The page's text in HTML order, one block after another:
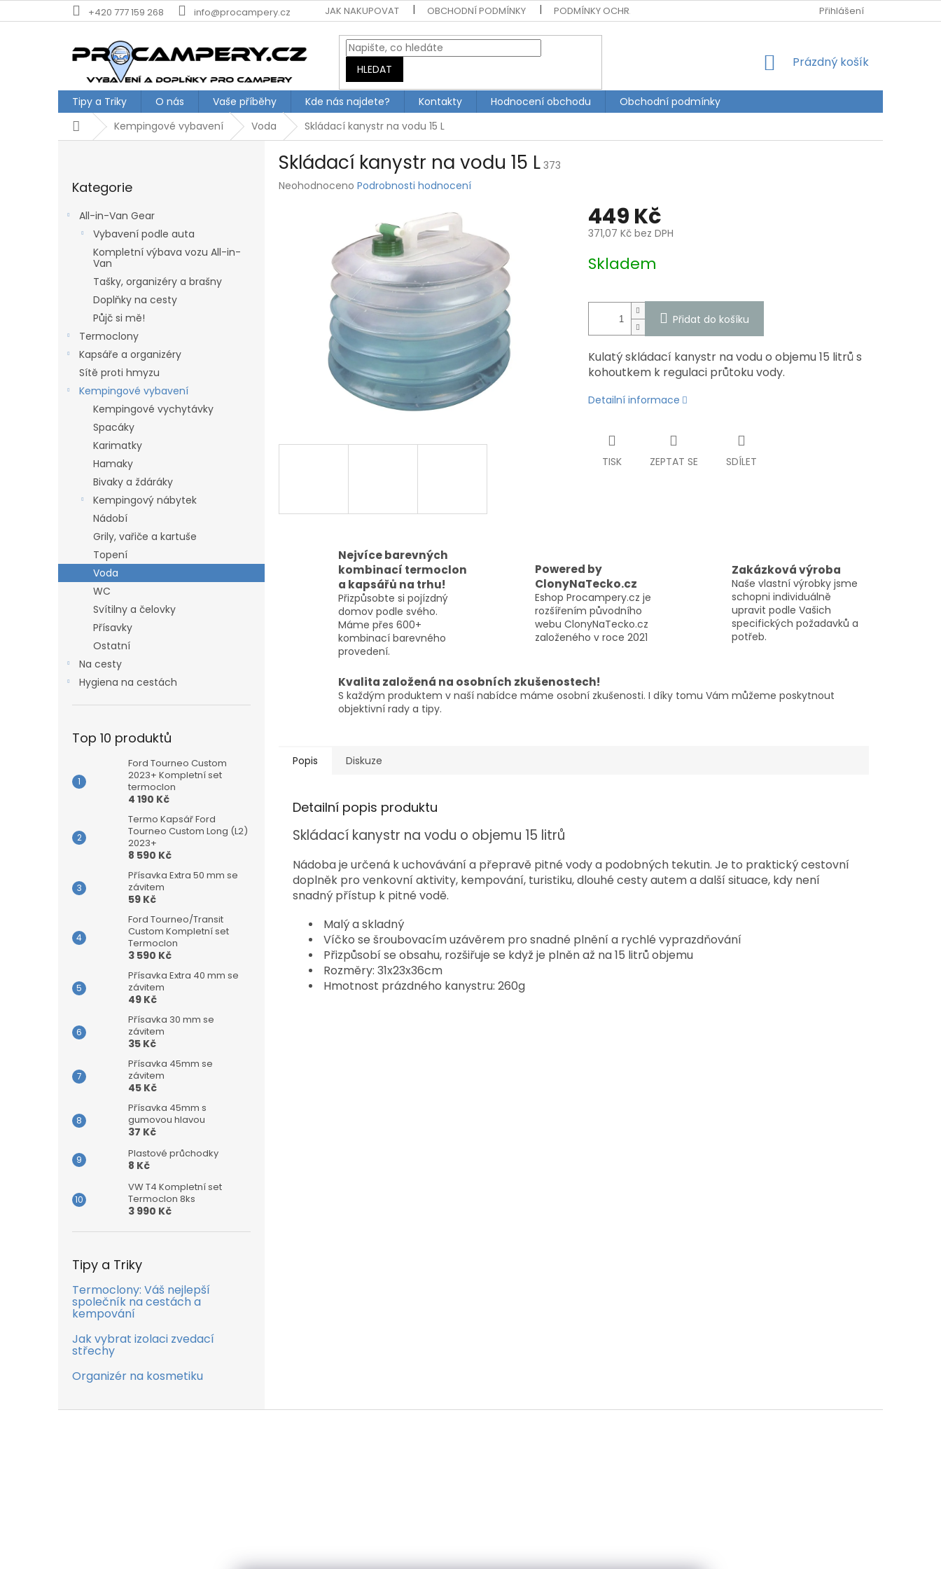
na
+420 777 159 268 info@procampery.cz JAK NAKUPOVAT OBCHODNÍ PODMÍNKY PODMÍNKY OCHRANY OSOBNÍCH ÚDAJŮ Přihlášení
HLEDAT
NÁKUPNÍ
Prázdný košík
Tipy a Triky O nás Vaše příběhy Kde nás najdete? Kontakty Hodnocení obchodu
Obchodní podmínky
DomůKempingové vybavení Voda Skládací kanystr na vodu 15 L
kategorie
Kategorie
All-in-Van Gear
Vybavení podle auta
Kompletní výbava vozu All-in-
Van
Tašky, organizéry a brašny
Doplňky na cesty
Půjč si mě!
Termoclony
Kapsáře a organizéry
Sítě proti hmyzu
Kempingové vybavení
Kempingové vychytávky
Spacáky
Karimatky
Hamaky
Bivaky a ždáráky
Kempingový nábytek
Nádobí
Grily, vařiče a kartuše
Topení
Voda
WC
Svítilny a čelovky
Přísavky
Ostatní
Na cesty
Hygiena na cestách
Top 10 produktů
Ford Tourneo Custom
2023+ Kompletní set
termoclon
4 190 Kč
Termo Kapsář Ford
Tourneo Custom Long (L2)
2023+
8 590 Kč
Přísavka Extra 50 mm se
závitem
59 Kč
Ford Tourneo/Transit
Custom Kompletní set
Termoclon
3 590 Kč
Přísavka Extra 40 mm se
závitem
49 Kč
Přísavka 30 mm se
závitem
35 Kč
Přísavka 45mm se
závitem
45 Kč
Přísavka 45mm s
gumovou hlavou
37 Kč
Plastové průchodky
8 Kč
VW T4 Kompletní set
Termoclon 8ks
3 990 Kč
Tipy a Triky
Termoclony: Váš nejlepší
společník na cestách a
kempování
Jak vybrat izolaci zvedací
střechy
Organizér na kosmetiku
Skládací kanystr na vodu 15 L 373
Průměrné
Neohodnoceno Podrobnosti hodnocení
449 Kč
371,07 Kč bez DPH
cena:
Skladem
Přidat do košíku
Kulatý skládací kanystr na vodu o objemu 15 litrů s
kohoutkem k regulaci průtoku vody.
Detailní informace
TISK ZEPTAT SE SDÍLET
Nejvíce barevných
kombinací termoclon
a kapsářů na trhu!
Přizpůsobte si pojízdný
domov podle svého.
Máme přes 600+
kombinací barevného
provedení.
Powered by
ClonyNaTecko.cz
Eshop Procampery.cz je
rozšířením původního
webu ClonyNaTecko.cz
založeného v roce 2021
Zakázková výroba
Naše vlastní výrobky jsme
schopni individuálně
upravit podle Vašich
specifických požadavků a
potřeb.
Kvalita založená na osobních zkušenostech!
S každým produktem v naší nabídce máme osobní zkušenosti. I díky tomu Vám můžeme poskytnout
objektivní rady a tipy.
Popis Diskuze
Detailní popis produktu
Skládací kanystr na vodu o objemu 15 litrů
Nádoba je určená k uchovávání a přepravě pitné vody a podobných tekutin. Je to praktický cestovní
doplněk pro venkovní aktivity, kempování, turistiku, dlouhé cesty autem a další situace, kdy není
snadný přístup k pitné vodě.
Malý a skladný
Víčko se šroubovacím uzávěrem pro snadné plnění a rychlé vyprazdňování
Přizpůsobí se obsahu, rozšiřuje se když je plněn až na 15 litrů objemu
Rozměry: 31x23x36cm
Hmotnost prázdného kanystru: 260g